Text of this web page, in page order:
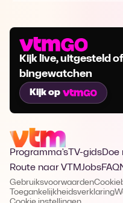
Kijk live, uitgesteld
bingewatchen
Kijk op
Programma's TV-gidsDoe
Route naar VTMJobsFAQ
Gebruiksvoorwaarden
Toegankelijkheidsverklaring